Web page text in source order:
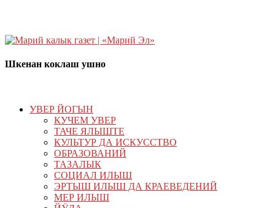
Шкенан коклаш ушно
УВЕР ЙОГЫН
КУЧЕМ УВЕР
ТАЧЕ ЯЛЫШТЕ
КУЛЬТУР ДА ИСКУССТВО
ОБРАЗОВАНИЙ
ТАЗАЛЫК
СОЦИАЛ ИЛЫШ
ЭРТЫШ ИЛЫШ ДА КРАЕВЕДЕНИЙ
МЕР ИЛЫШ